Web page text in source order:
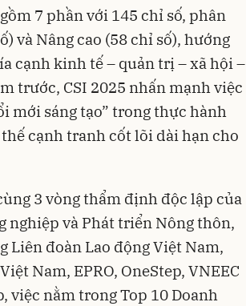
7 phần với 145 chỉ số, phân
và Nâng cao (58 chỉ số), hướng
cạnh kinh tế – quản trị – xã hội –
trước, CSI 2025 nhấn mạnh việc
mới sáng tạo” trong thực hành
cạnh tranh cốt lõi dài hạn cho
3 vòng thẩm định độc lập của
nghiệp và Phát triển Nông thôn,
Liên đoàn Lao động Việt Nam,
Nam, EPRO, OneStep, VNEEC
việc nằm trong Top 10 Doanh